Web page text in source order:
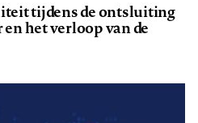
tijdens de ontsluiting
het verloop van de